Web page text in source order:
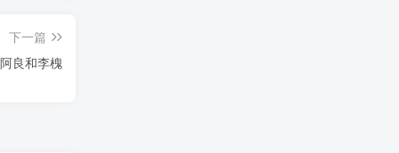
下一篇
良和李槐